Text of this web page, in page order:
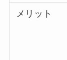
メリット